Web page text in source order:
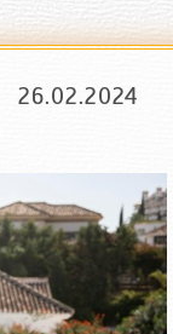
26.02.2024